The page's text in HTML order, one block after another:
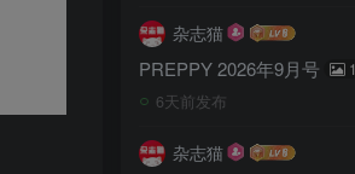
杂志猫
PREPPY 2026年9月号 1
6天前发布
杂志猫